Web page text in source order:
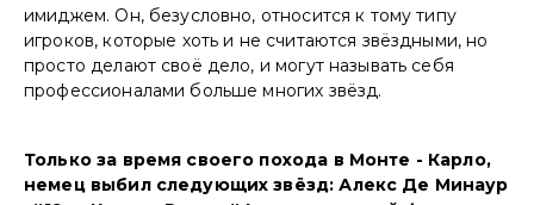
имиджем. Он, безусловно, относится к тому типу
игроков, которые хоть и не считаются звёздными, но
просто делают своё дело, и могут называть себя
профессионалами больше многих звёзд.
Только за время своего похода в Монте - Карло,
немец выбил следующих звёзд: Алекс Де Минаур